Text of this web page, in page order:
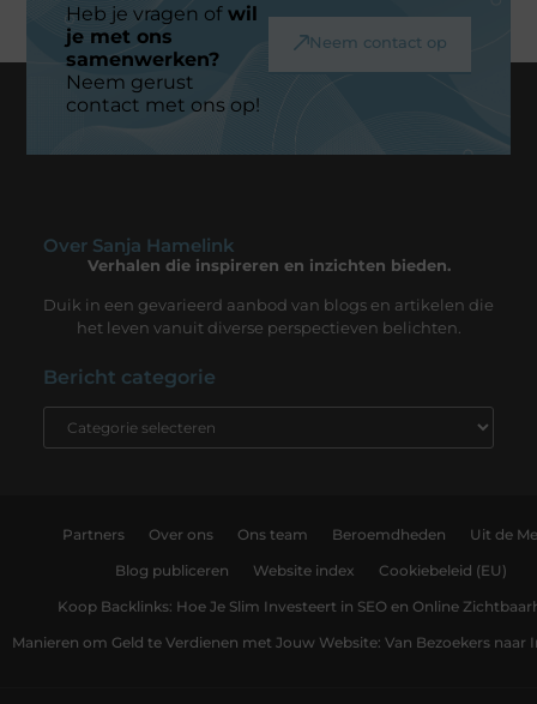
Heb je vragen ofwil
je met ons
samenwerken?
Neem gerust
contact met ons op!
Neem contact op
Over Sanja Hamelink
Verhalen die inspireren en inzichten bieden.
Duik in een gevarieerd aanbod van blogs en artikelen die
het leven vanuit diverse perspectieven belichten.
Bericht categorie
Partners Over ons Ons team Beroemdheden Uit de
Blog publiceren Website index Cookiebeleid (EU)
Koop Backlinks: Hoe Je Slim Investeert in SEO en Online
Manieren om Geld te Verdienen met Jouw Website: Van Bezoekers naar